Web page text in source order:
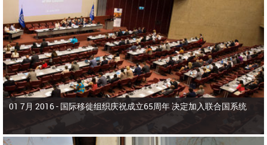
01 7月 2016 - 国际移徙组织庆祝成立65周年 决定加入联合国系统